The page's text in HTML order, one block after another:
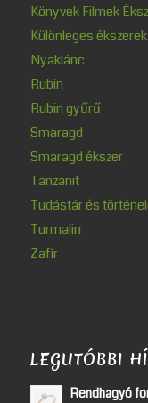
Könyvek Filmek
Különleges ékszerek
Nyaklánc
Rubin
Rubin gyűrű
Smaragd
Smaragd ékszer
Tanzanit
Tudástár és
Turmalin
Zafír
LEGUTÓBBI
Rendhagyó